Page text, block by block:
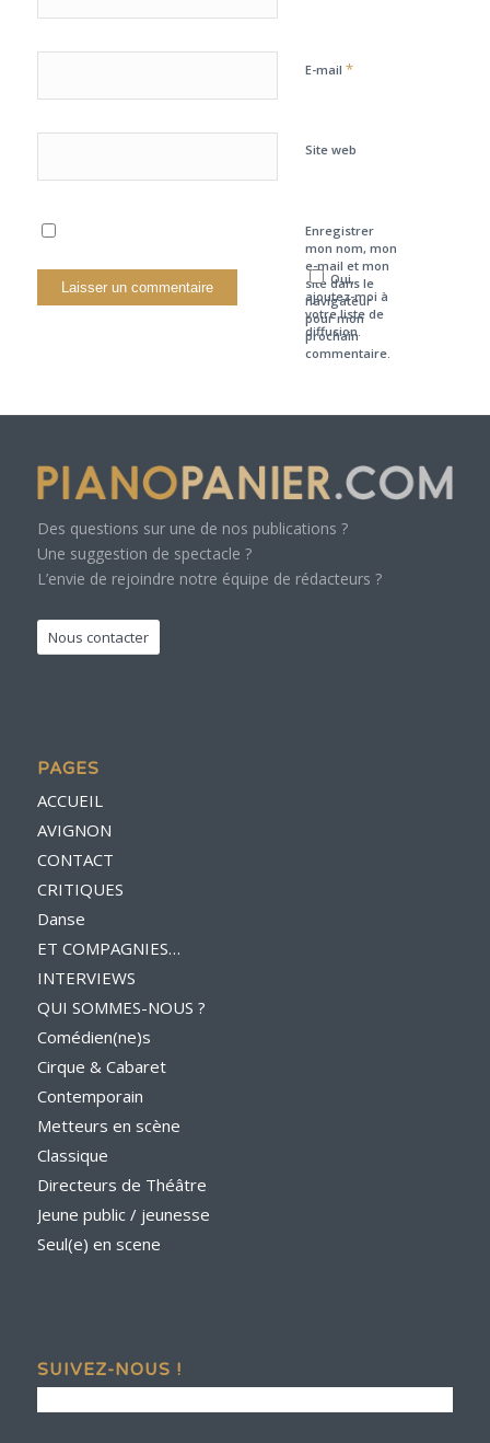
E-mail *
Site web
Enregistrer
mon nom, mon
e-mail et mon
site dans le
navigateur
pour mon
prochain
commentaire.
Oui,
ajoutez-moi à
votre liste de
diffusion.
Des questions sur une de nos publications ?
Une suggestion de spectacle ?
L’envie de rejoindre notre équipe de rédacteurs ?
Nous contacter
PAGES
ACCUEIL
AVIGNON
CONTACT
CRITIQUES
Danse
ET COMPAGNIES…
INTERVIEWS
QUI SOMMES-NOUS ?
Comédien(ne)s
Cirque & Cabaret
Contemporain
Metteurs en scène
Classique
Directeurs de Théâtre
Jeune public / jeunesse
Seul(e) en scene
SUIVEZ-NOUS !